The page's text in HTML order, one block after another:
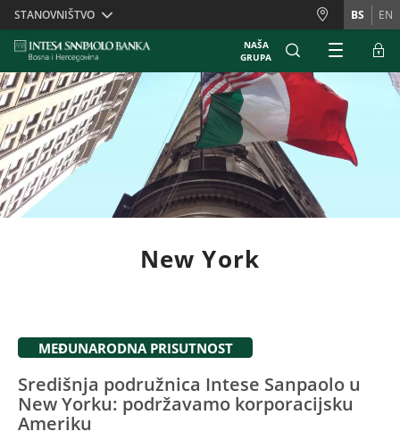
Skiplinks
STANOVNIŠTVO BS EN
NAŠA
GRUPA
New York
MEĐUNARODNA PRISUTNOST
Središnja podružnica Intese Sanpaolo u
New Yorku: podržavamo korporacijsku
Ameriku